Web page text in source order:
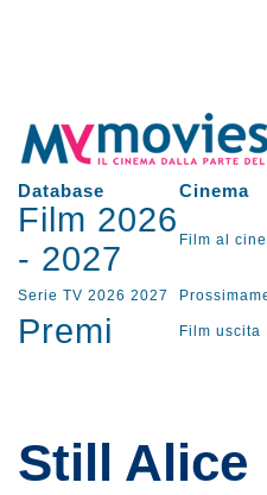
Database Cinema
Film 2026
- 2027 Film al
Serie TV 2026 2027
Premi Film uscita
Still Alice